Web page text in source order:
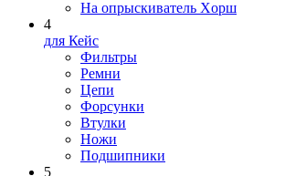
На опрыскиватель Xopш
4
для Кейс
Фильтры
Ремни
Цепи
Форсунки
Втулки
Ножи
Подшипники
5